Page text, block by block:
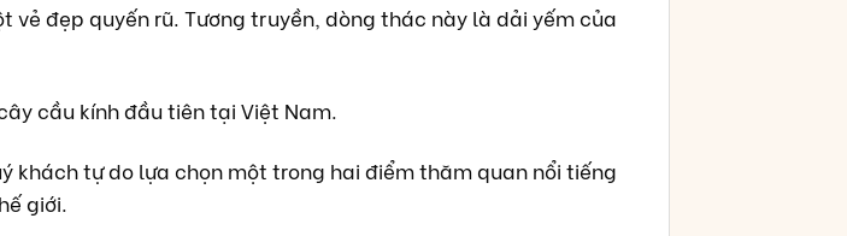
vẻ đẹp quyến rũ. Tương truyền, dòng thác này là dải yếm của
cầu kính đầu tiên tại Việt Nam.
khách tự do lựa chọn một trong hai điểm thăm quan nổi tiếng
giới.